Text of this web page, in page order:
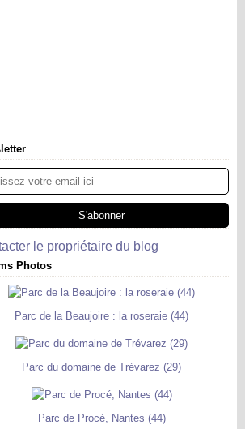
le propriétaire du blog
Photos
Parc de la Beaujoire : la roseraie (44)
Parc du domaine de Trévarez (29)
Parc de Procé, Nantes (44)